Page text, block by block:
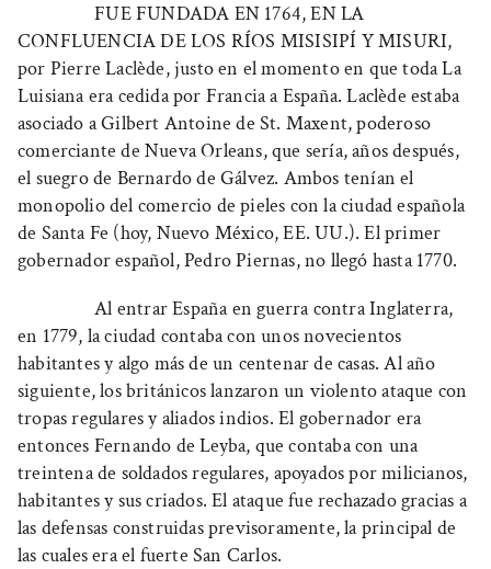
FUE FUNDADA EN 1764, EN LA
CONFLUENCIA DE LOS RÍOS MISISIPÍ Y MISURI,
por Pierre Laclède, justo en el momento en que toda La
Luisiana era cedida por Francia a España. Laclède estaba
asociado a Gilbert Antoine de St. Maxent, poderoso
comerciante de Nueva Orleans, que sería, años después,
el suegro de Bernardo de Gálvez. Ambos tenían el
monopolio del comercio de pieles con la ciudad española
de Santa Fe (hoy, Nuevo México, EE. UU.). El primer
gobernador español, Pedro Piernas, no llegó hasta 1770.
Al entrar España en guerra contra Inglaterra,
en 1779, la ciudad contaba con unos novecientos
habitantes y algo más de un centenar de casas. Al año
siguiente, los británicos lanzaron un violento ataque con
tropas regulares y aliados indios. El gobernador era
entonces Fernando de Leyba, que contaba con una
treintena de soldados regulares, apoyados por milicianos,
habitantes y sus criados. El ataque fue rechazado gracias a
las defensas construidas previsoramente, la principal de
las cuales era el fuerte San Carlos.